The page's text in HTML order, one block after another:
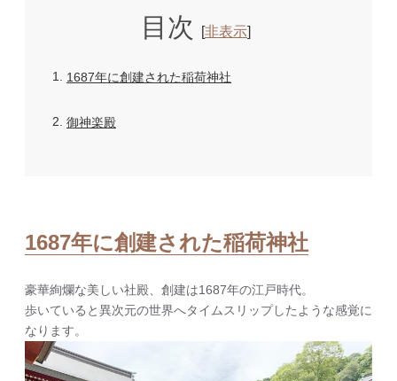
目次 [非表示]
1 1687年に創建された稲荷神社
2 御神楽殿
1687年に創建された稲荷神社
豪華絢爛な美しい社殿、創建は1687年の江戸時代。
歩いていると異次元の世界へタイムスリップしたような感覚に
なります。